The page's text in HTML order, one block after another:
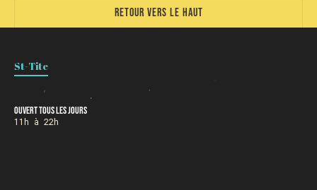
Retour vers le haut
St-Tite
Ouvert tous les jours
11h à 22h